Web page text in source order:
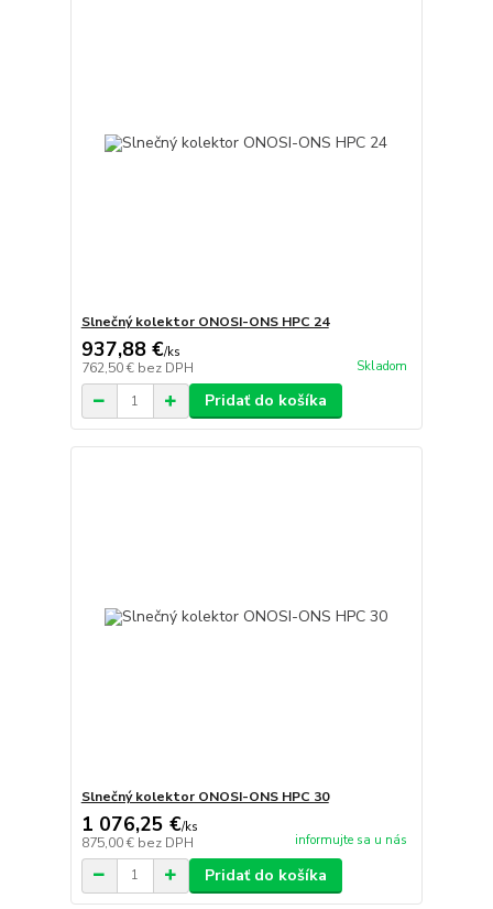
Slnečný kolektor ONOSI-ONS HPC 24
937,88 €/ks
762,50 € bez DPH Skladom
Pridať do košíka
Slnečný kolektor ONOSI-ONS HPC 30
1 076,25 €/ks
875,00 € bez DPH informujte sa u nás
Pridať do košíka